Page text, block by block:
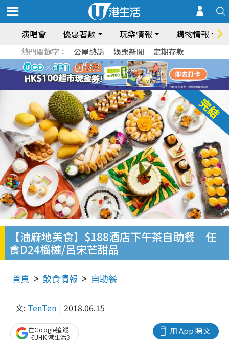
演唱會 優惠著數 玩樂情報 購物情報
熱門關鍵字： 公屋熱話 娛樂新聞 定期存款
【油麻地美食】$188酒店下午茶自助餐 任
食D24榴槤/呂宋芒甜品
首頁 飲食情報 自助餐
文: TenTen 2018.06.15
用 App 睇文
在Google追蹤
《UHK 港生活》